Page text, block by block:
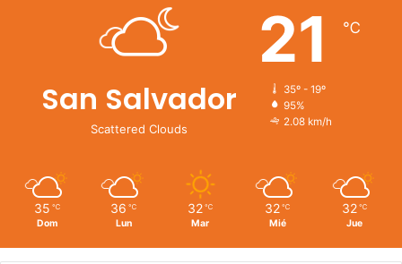
San Salvador
Scattered Clouds
21 ℃
35º - 19º
95%
2.08 km/h
35 ℃
Dom
36 ℃
Lun
32 ℃
Mar
32 ℃
Mié
32 ℃
Jue